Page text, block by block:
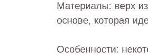
Материалы: верх
основе, которая
Особенности: